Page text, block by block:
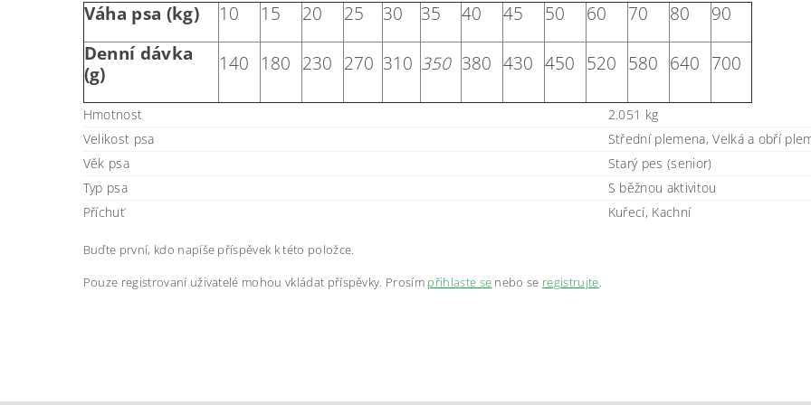
Váha psa (kg)
10 15 20 25 30 35 40 45 50 60 70 80
90
Denní dávka
(g)
140 180 230 270 310 350 380 430 450 520 580 640 700
Hmotnost
2.051 kg
Velikost psa
Střední plemena, Velká a obří
Věk psa
Starý pes (senior)
Typ psa
S běžnou aktivitou
Příchuť
Kuřecí, Kachní
Buďte první, kdo napíše příspěvek k této položce.
Pouze registrovaní uživatelé mohou vkládat příspěvky. Prosím přihlaste se nebo se registrujte.